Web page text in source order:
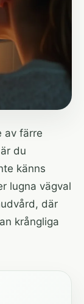
av färre
du
känns
lugna vägval
, där
krångliga